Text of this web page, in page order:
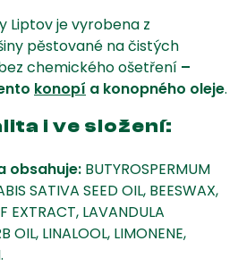
Liptov je vyrobena z
pěstované na čistých
chemického ošetření –
konopí a konopného oleje.
i ve složení:
obsahuje: BUTYROSPERMUM
SATIVA SEED OIL, BEESWAX,
EXTRACT, LAVANDULA
OIL, LINALOOL, LIMONENE,